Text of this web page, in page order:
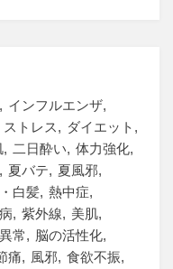
インフルエンザ
ストレス
ダイエット
二日酔い
体力強化
夏バテ
夏風邪
白髪 熱中症
紫外線
美肌
常
脳の活性化
痛 風邪 食欲不振